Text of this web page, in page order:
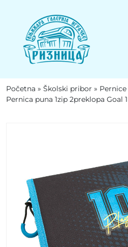
Početna » Školski pribor » Pernice
Pernica puna 1zip 2preklopa Goal